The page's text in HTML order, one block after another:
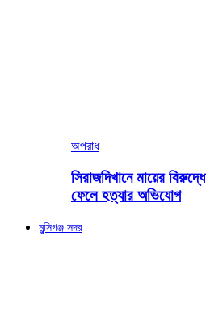
অপরাধ
সিরাজদিখানে মায়ের
ফেলে হত্যার অভিযোগ
মুন্সিগঞ্জ সদর